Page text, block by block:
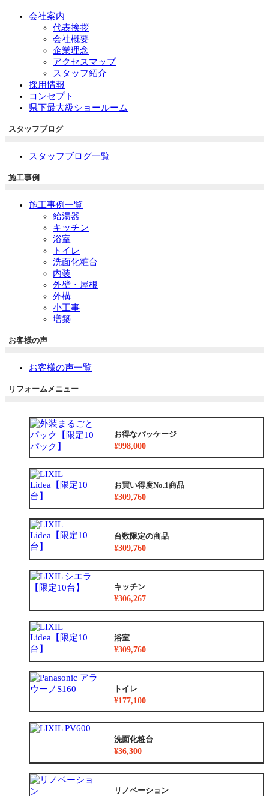
会社案内
代表挨拶
会社概要
企業理念
アクセスマップ
スタッフ紹介
採用情報
コンセプト
県下最大級ショールーム
スタッフブログ
スタッフブログ一覧
施工事例
施工事例一覧
給湯器
キッチン
浴室
トイレ
洗面化粧台
内装
外壁・屋根
外構
小工事
増築
お客様の声
お客様の声一覧
リフォームメニュー
お得なパッケージ
¥998,000
お買い得度No.1商品
¥309,760
台数限定の商品
¥309,760
キッチン
¥306,267
浴室
¥309,760
トイレ
¥177,100
洗面化粧台
¥36,300
リノベーション